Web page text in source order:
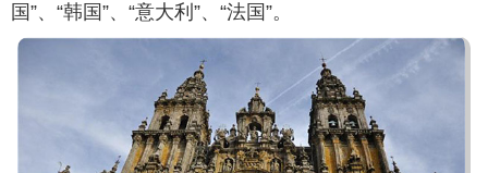
国”、“韩国”、“意大利”、“法国”。